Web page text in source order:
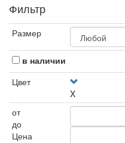
Фильтр
Размер
в наличии
Цвет
X
от
до
Цена